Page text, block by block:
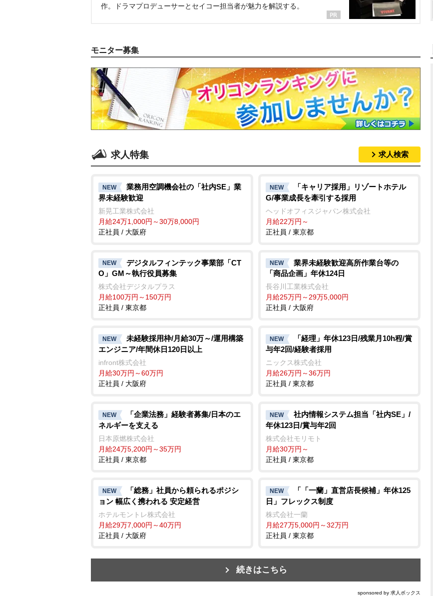
作。ドラマプロデューサーとセイコー担当者が魅力を解説する。
モニター募集
求人特集 求人検索
NEW
業務用空調機会社の「社内SE」業
界未経験歓迎
新晃工業株式会社
月給24万1,000円～30万8,000円
正社員 / 大阪府
NEW
「キャリア採用」リゾートホテル
G/事業成長を牽引する採用
ヘッドオフィスジャパン株式会社
月給22万円～
正社員 / 東京都
NEW
デジタルフィンテック事業部「CT
O」GM～執行役員募集
株式会社デジタルプラス
月給100万円～150万円
正社員 / 東京都
NEW
業界未経験歓迎高所作業台等の
「商品企画」年休124日
長谷川工業株式会社
月給25万円～29万5,000円
正社員 / 大阪府
NEW
未経験採用枠/月給30万～/運用構築
エンジニア/年間休日120日以上
infront株式会社
月給30万円～60万円
正社員 / 大阪府
NEW
「経理」年休123日/残業月10h程/賞
与年2回/経験者採用
ニックス株式会社
月給26万円～36万円
正社員 / 東京都
NEW
「企業法務」経験者募集/日本のエ
ネルギーを支える
日本原燃株式会社
月給24万5,200円～35万円
正社員 / 東京都
NEW
社内情報システム担当「社内SE」/
年休123日/賞与年2回
株式会社モリモト
月給30万円～
正社員 / 東京都
NEW
「総務」社員から頼られるポジシ
ョン 幅広く携われる 安定経営
ホテルモントレ株式会社
月給29万7,000円～40万円
正社員 / 大阪府
NEW
「「一蘭」直営店長候補」年休125
日」フレックス制度
株式会社一蘭
月給27万5,000円～32万円
正社員 / 東京都
続きはこちら
sponsored by 求人ボックス